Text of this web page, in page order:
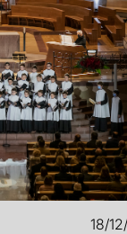
18/